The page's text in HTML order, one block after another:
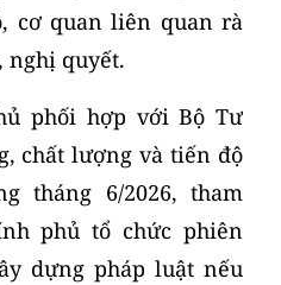
cơ quan liên quan rà
nghị quyết.
phối hợp với Bộ Tư
chất lượng và tiến độ
tháng 6/2026, tham
phủ tổ chức phiên
dựng pháp luật nếu